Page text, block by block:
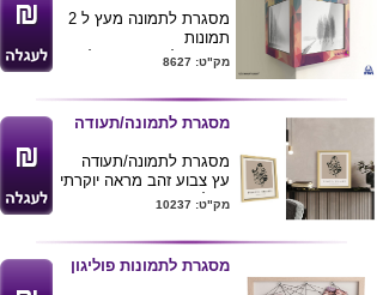
מסגרת לתמונה מעץ ל 2
תמונות
מתאים לתמונה בגודל
ניתן להדפיס בצבעוני לוגו
חברה
המסגרת ניתנת לתליה או
לשולחן
גודל המוצר 26.5X14
מק"ט: 8627
מסגרת לתמונה/תעודה
מסגרת לתמונה/תעודה
עץ צבוע זהב מראה יוקרתי
גודלA4 21*29.70
מק"ט: 10237
מסגרת לתמונות פוליגון